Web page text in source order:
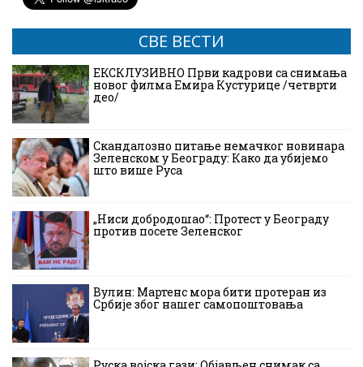
СВЕ ВЕСТИ
ЕКСКЛУЗИВНО Први кадрови са снимања
новог филма Емира Кустурице /четврти
део/
Скандалозно питање немачког новинара
Зеленском у Београду: Како да убијемо
што више Руса
„Ниси добродошао“: Протест у Београду
против посете Зеленског
Вулин: Мартенс мора бити протеран из
Србије због нашег самопоштовања